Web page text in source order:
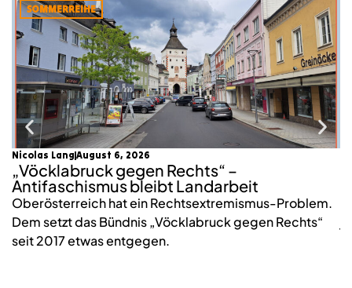
SOMMERREIHE
Nicolas Lang August 6, 2026
„Vöcklabruck gegen Rechts“ –
Antifaschismus bleibt Landarbeit
Oberösterreich hat ein Rechtsextremismus-Problem.
Dem setzt das Bündnis „Vöcklabruck gegen Rechts“
seit 2017 etwas entgegen.